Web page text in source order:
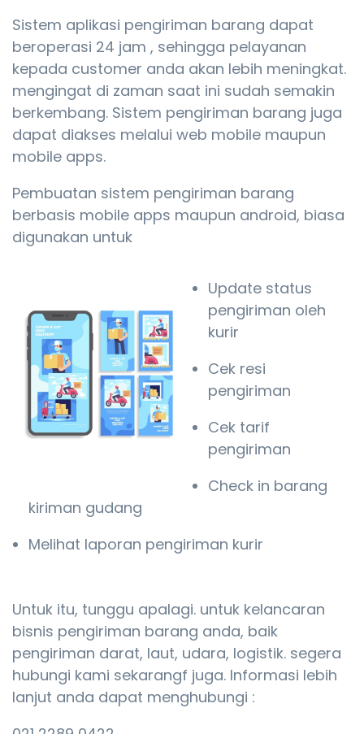
Sistem aplikasi pengiriman barang dapat
beroperasi 24 jam , sehingga pelayanan
kepada customer anda akan lebih meningkat.
mengingat di zaman saat ini sudah semakin
berkembang. Sistem pengiriman barang juga
dapat diakses melalui web mobile maupun
mobile apps.
Pembuatan sistem pengiriman barang
berbasis mobile apps maupun android, biasa
digunakan untuk
Update status
pengiriman oleh
kurir
Cek resi
pengiriman
Cek tarif
pengiriman
Check in barang
kiriman gudang
Melihat laporan pengiriman kurir
Untuk itu, tunggu apalagi. untuk kelancaran
bisnis pengiriman barang anda, baik
pengiriman darat, laut, udara, logistik. segera
hubungi kami sekarangf juga. Informasi lebih
lanjut anda dapat menghubungi :